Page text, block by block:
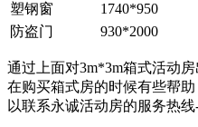
塑钢窗
1740*950
防盗门
930*2000
通过上面对3m*3m箱式活动
在购买箱式房的时候有些帮
以联系永诚活动房的服务热线